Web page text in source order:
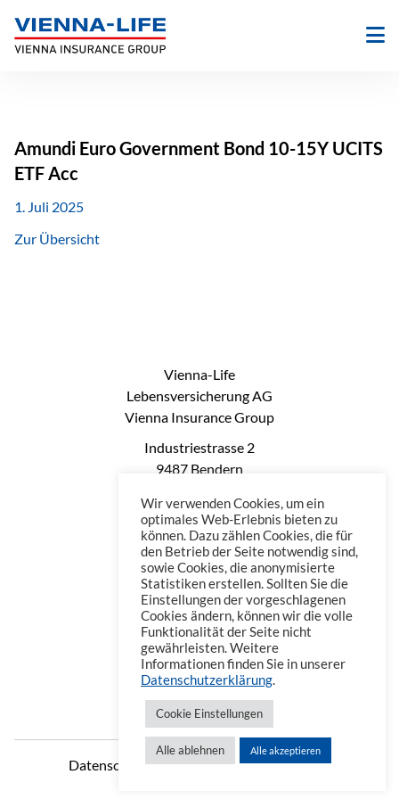
Inhalt
springen
Amundi Euro Government Bond 10-15Y UCITS
ETF Acc
1. Juli 2025
Zur Übersicht
Vienna-Life
Lebensversicherung AG
Vienna Insurance Group
Industriestrasse 2
9487 Bendern
Phone: +423 235 0660
Telefax: +423 235 0669
Mail: office@vienna-life.li
Datenschutzerklärung Impressum
Wir verwenden Cookies, um ein
optimales Web-Erlebnis bieten zu
können. Dazu zählen Cookies, die für
den Betrieb der Seite notwendig sind,
sowie Cookies, die anonymisierte
Statistiken erstellen. Sollten Sie die
Einstellungen der vorgeschlagenen
Cookies ändern, können wir die volle
Funktionalität der Seite nicht
gewährleisten. Weitere
Informationen finden Sie in unserer
Datenschutzerklärung.
Cookie Einstellungen
Alle ablehnen Alle akzeptieren